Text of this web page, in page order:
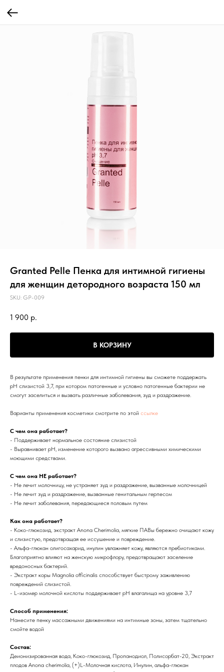
Granted Pelle Пенка для интимной гигиены
для женщин детородного возраста 150 мл
SKU: GP-009
1 900 р.
В КОРЗИНУ
В результате применения пенки для интимной гигиены вы сможете поддержать
pH слизистой 3,7, при котором патогенные и условно патогенные бактерии не
смогут заселиться и вызвать различные заболевания, зуд и раздражение.
Варианты применения косметики смотрите по этой ссылке
С чем она работает?
- Поддерживает нормальное состояние слизистой
- Выравнивает pH, изменение которого вызвано агрессивными химическими
моющими средствами.
С чем она НЕ работает?
- Не лечит молочницу, не устраняет зуд и раздражение, вызванные молочницей
- Не лечит зуд и раздражение, вызванные генитальным герпесом
- Не лечит заболевания, передающиеся половым путем
Как она работает?
- Коко-глюкозид, экстракт Anona Cherimolia, мягкие ПАВы бережно очищают кожу
и слизистую, предотвращая ее иссушение и повреждение.
- Альфа-глюкан олигосахарид, инулин увлажняет кожу, являются пребиотиками.
Благоприятно влияют на женскую микрофлору, предотвращают заселение
вредоносных бактерий.
- Экстракт коры Magnolia officinalis способствует быстрому заживлению
повреждений слизистой.
- L-изомер молочной кислоты поддерживает pH влагалища на уровне 3,7
Способ применения:
Нанесите пенку массажными движениями на интимные зоны, затем тщательно
смойте водой
Состав:
Деионизированная вода, Коко-глюкозид, Пропанодиол, Полисорбат-20, Экстракт
плодов Anona cherimolia, (+)L-Молочная кислота, Инулин, альфа-глюкан